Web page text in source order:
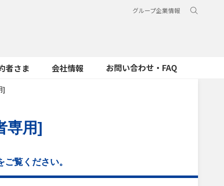
グループ企業情報
者さま 会社情報 お問い合わせ・FAQ
]
専用]
覧ください。